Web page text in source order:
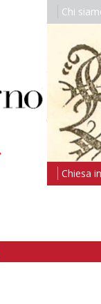
Chi
Chiesa